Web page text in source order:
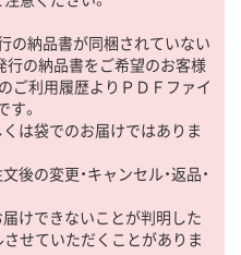
の納品書が同梱されていない
行の納品書をご希望のお客様
ご利用履歴よりＰＤＦファイ
。
は袋でのお届けではありま
後の変更・キャンセル・返品・
けできないことが判明した
せていただくことがありま